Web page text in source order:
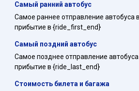
Самый ранний автобус
Самое раннее отправление автобуса
прибытие в {ride_first_end}
Самый поздний автобус
Самое позднее отправление
прибытие в {ride_last_end}
Стоимость билета и багажа